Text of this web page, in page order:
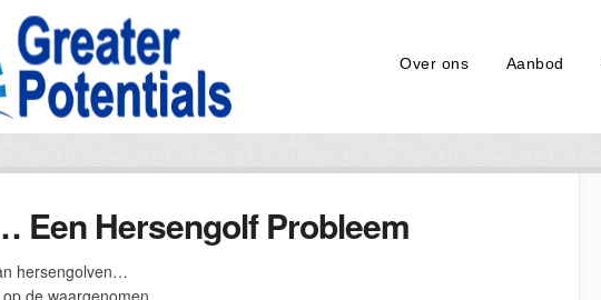
Over ons Aanbod
Een Hersengolf Probleem
hersengolven…
de waargenomen